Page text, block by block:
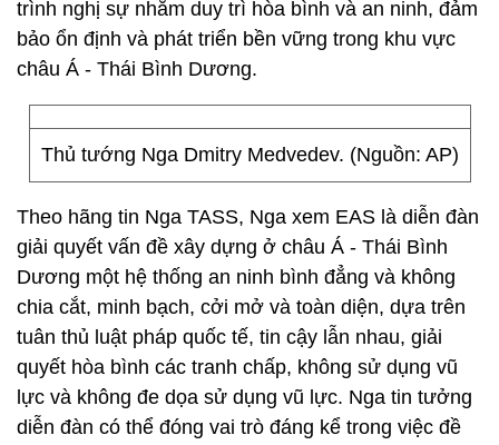
trình nghị sự nhằm duy trì hòa bình và an ninh, đảm
bảo ổn định và phát triển bền vững trong khu vực
châu Á - Thái Bình Dương.
Thủ tướng Nga Dmitry Medvedev. (Nguồn: AP)
Theo hãng tin Nga TASS, Nga xem EAS là diễn đàn
giải quyết vấn đề xây dựng ở châu Á - Thái Bình
Dương một hệ thống an ninh bình đẳng và không
chia cắt, minh bạch, cởi mở và toàn diện, dựa trên
tuân thủ luật pháp quốc tế, tin cậy lẫn nhau, giải
quyết hòa bình các tranh chấp, không sử dụng vũ
lực và không đe dọa sử dụng vũ lực. Nga tin tưởng
diễn đàn có thể đóng vai trò đáng kể trong việc đề